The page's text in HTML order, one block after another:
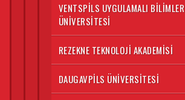
VENTSPILS UYGULAMALI BILIMLER
ÜNIVERSITESI
REZEKNE TEKNOLOJI AKADEMISI
DAUGAVPILS ÜNIVERSITESI